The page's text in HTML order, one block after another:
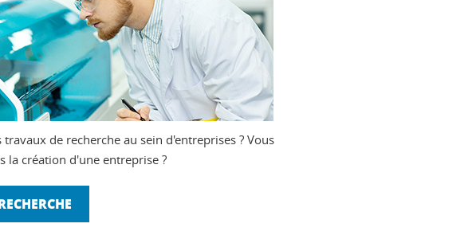
de recherche au sein d'entreprises ? Vous
la création d'une entreprise ?